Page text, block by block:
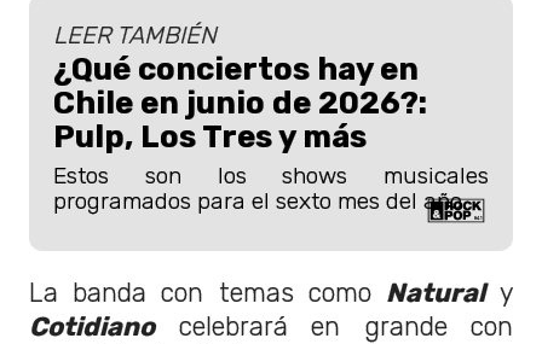
LEER TAMBIÉN
¿Qué conciertos hay en
Chile en junio de 2026?:
Pulp, Los Tres y más
Estos son los shows musicales
programados para el sexto mes del año.
La banda con temas como Natural y
Cotidiano
celebrará en grande con